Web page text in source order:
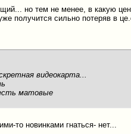
но тем не менее, в какую
получится сильно потеряв в
видеокарта...
матовые
то новинками гнаться- нет...